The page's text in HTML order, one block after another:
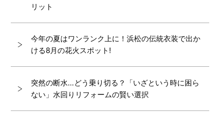
リット
今年の夏はワンランク上に！浜松の伝統衣装で出か
ける8月の花火スポット!
突然の断水…どう乗り切る？「いざという時に困ら
ない」水回りリフォームの賢い選択